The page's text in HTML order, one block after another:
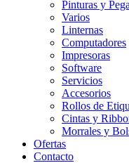
Pinturas y
Varios
Linternas
Computadores
Impresoras
Software
Servicios
Accesorios
Rollos de
Cintas y
Morrales y
Ofertas
Contacto